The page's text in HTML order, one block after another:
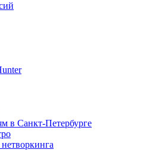
в Санкт-Петербурге